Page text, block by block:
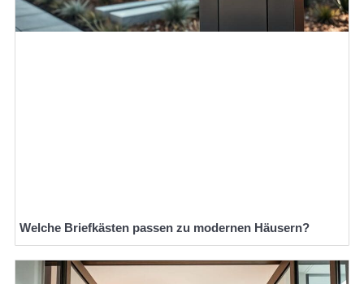
Welche Briefkästen passen zu modernen Häusern?